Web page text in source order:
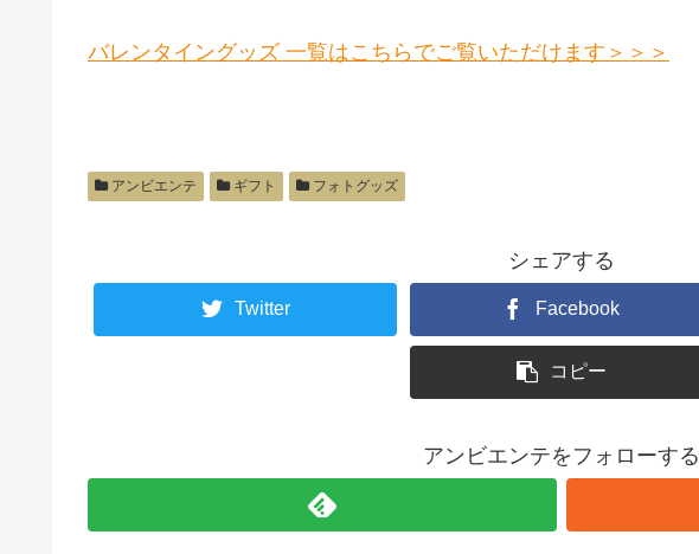
バレンタイングッズ 一覧はこちらでご覧いただけます＞＞＞
アンビエンテ ギフト フォトグッズ
シェアする
Twitter Facebook
コピー
アンビエンテをフォローする